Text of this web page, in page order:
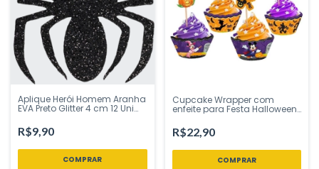
Aplique Herói Homem Aranha
EVA Preto Glitter 4 cm 12 Uni
Loja
R$9,90
Cupcake Wrapper com
enfeite para Festa Halloween
R$22,90